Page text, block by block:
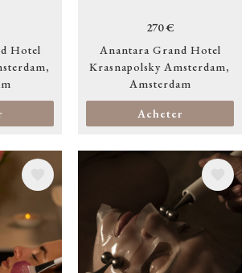
Hotel
270 €
Anantara Grand Hotel
Krasnapolsky Amsterdam
Amsterdam
Acheter